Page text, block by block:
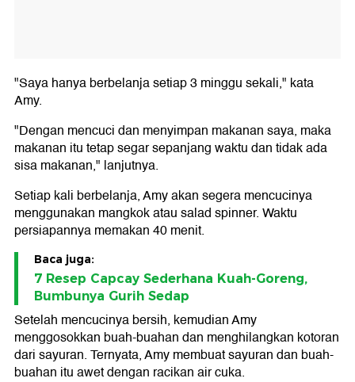
"Saya hanya berbelanja setiap 3 minggu sekali," kata
Amy.
"Dengan mencuci dan menyimpan makanan saya, maka
makanan itu tetap segar sepanjang waktu dan tidak ada
sisa makanan," lanjutnya.
Setiap kali berbelanja, Amy akan segera mencucinya
menggunakan mangkok atau salad spinner. Waktu
persiapannya memakan 40 menit.
Baca juga:
7 Resep Capcay Sederhana Kuah-Goreng,
Bumbunya Gurih Sedap
Setelah mencucinya bersih, kemudian Amy
menggosokkan buah-buahan dan menghilangkan kotoran
dari sayuran. Ternyata, Amy membuat sayuran dan buah-
buahan itu awet dengan racikan air cuka.